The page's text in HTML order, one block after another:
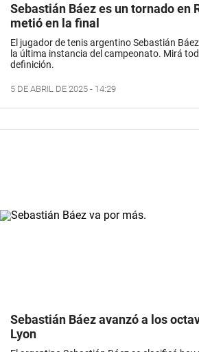
Sebastián Báez es un tornado en
metió en la final
El jugador de tenis argentino Sebastián
la última instancia del campeonato. Mirá
definición.
5 DE ABRIL DE 2025 - 14:29
Sebastián Báez avanzó a los
Lyon